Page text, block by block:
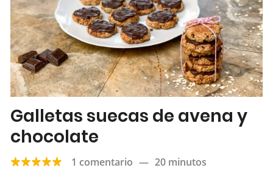
Galletas suecas de avena y
chocolate
1 comentario — 20 minutos